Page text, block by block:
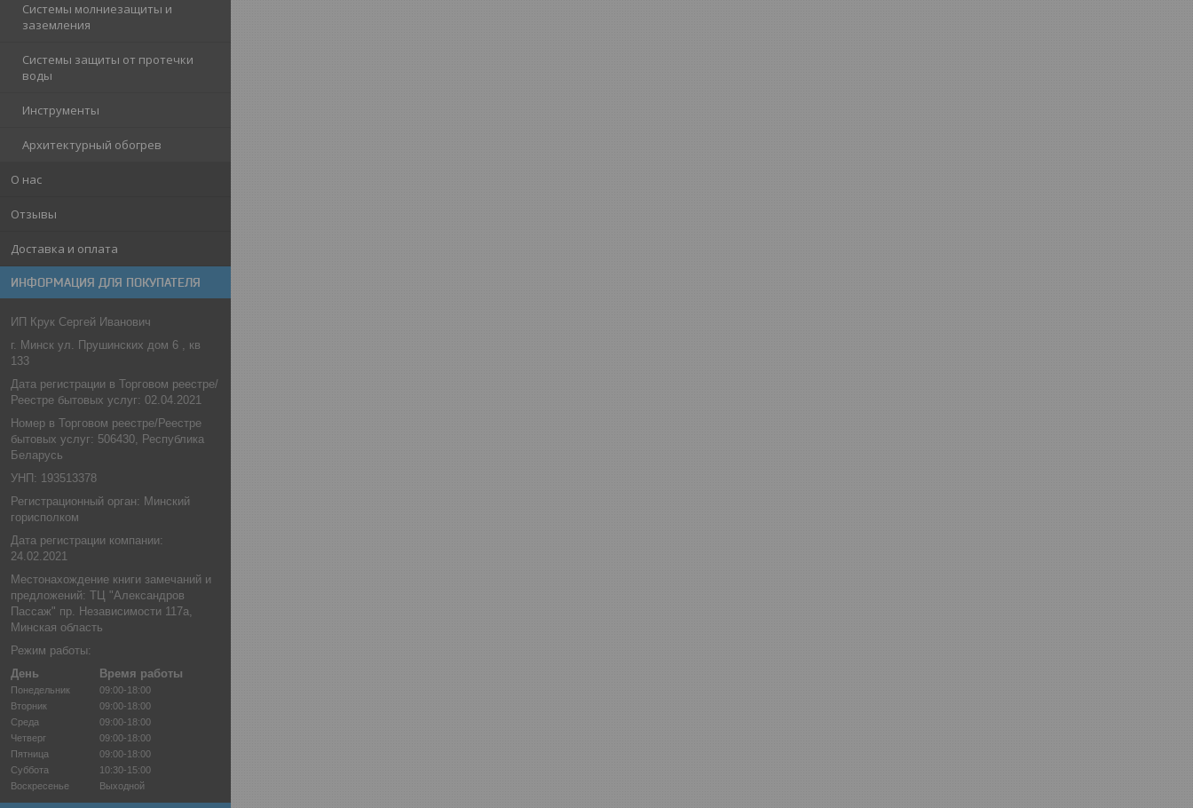
Системы молниезащиты и
заземления
Системы защиты от протечки
воды
Инструменты
Архитектурный обогрев
О нас
Отзывы
Доставка и оплата
ИНФОРМАЦИЯ ДЛЯ ПОКУПАТЕЛЯ
ИП Крук Сергей Иванович
г. Минск ул. Прушинских дом 6 , кв
133
Дата регистрации в Торговом реестре/
Реестре бытовых услуг: 02.04.2021
Номер в Торговом реестре/Реестре
бытовых услуг: 506430, Республика
Беларусь
УНП: 193513378
Регистрационный орган: Минский
горисполком
Дата регистрации компании:
24.02.2021
Местонахождение книги замечаний и
предложений: ТЦ "Александров
Пассаж" пр. Независимости 117а,
Минская область
Режим работы:
День
Время работы
Понедельник
09:00-18:00
Вторник
09:00-18:00
Среда
09:00-18:00
Четверг
09:00-18:00
Пятница
09:00-18:00
Суббота
10:30-15:00
Воскресенье
Выходной